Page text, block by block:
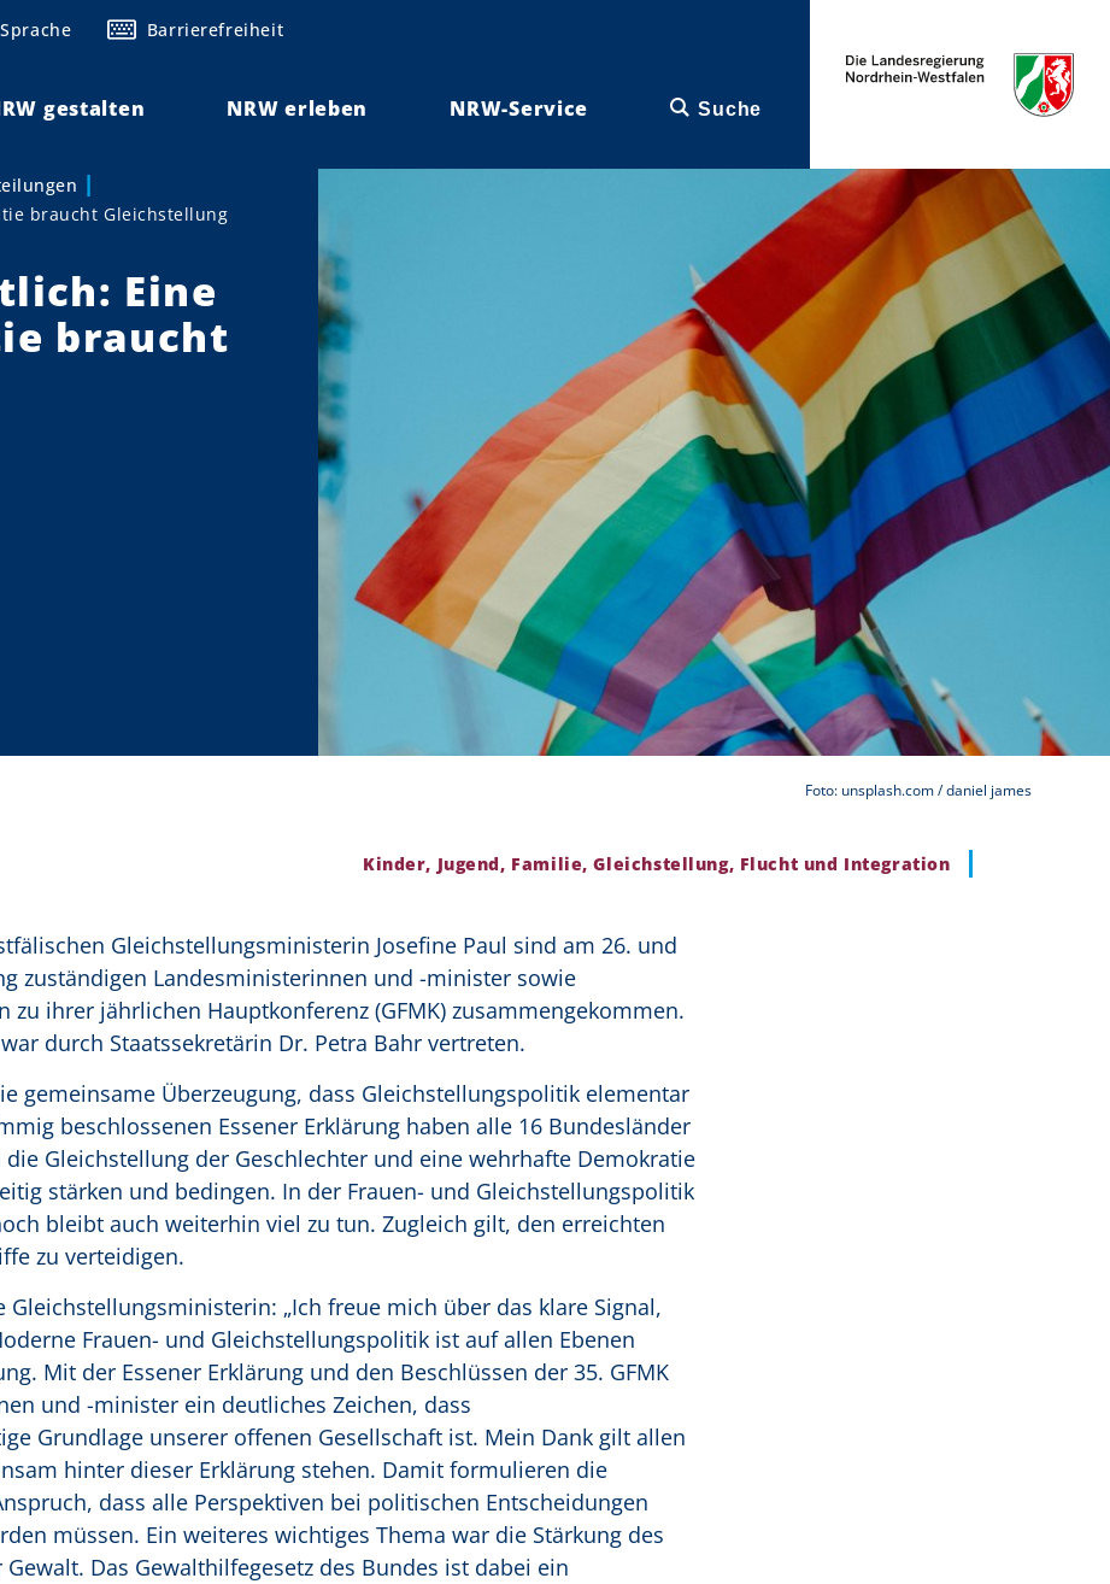
Barrierefreiheit
gestalten NRW erleben NRW-Service Suche
braucht Gleichstellung
Eine
braucht
Foto: unsplash.com / daniel james
Kinder, Jugend, Familie, Gleichstellung, Flucht und Integration
Gleichstellungsministerin Josefine Paul sind am 26. und
zuständigen Landesministerinnen und -minister sowie
zu ihrer jährlichen Hauptkonferenz (GFMK) zusammengekommen.
durch Staatssekretärin Dr. Petra Bahr vertreten.
gemeinsame Überzeugung, dass Gleichstellungspolitik elementar
beschlossenen Essener Erklärung haben alle 16 Bundesländer
Gleichstellung der Geschlechter und eine wehrhafte Demokratie
stärken und bedingen. In der Frauen- und Gleichstellungspolitik
bleibt auch weiterhin viel zu tun. Zugleich gilt, den erreichten
zu verteidigen.
„Ich freue mich über das klare Signal,
Frauen- und Gleichstellungspolitik ist auf allen Ebenen
Mit der Essener Erklärung und den Beschlüssen der 35. GFMK
und -minister ein deutliches Zeichen, dass
Grundlage unserer offenen Gesellschaft ist. Mein Dank gilt allen
hinter dieser Erklärung stehen. Damit formulieren die
dass alle Perspektiven bei politischen Entscheidungen
müssen. Ein weiteres wichtiges Thema war die Stärkung des
Das Gewalthilfegesetz des Bundes ist dabei ein